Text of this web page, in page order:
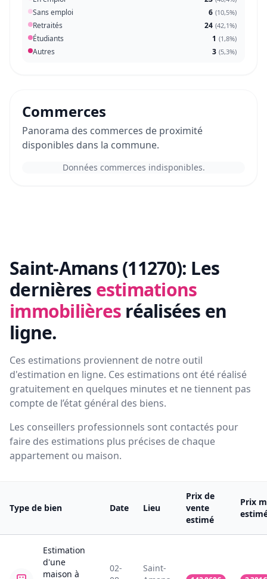
Sans emploi 6 (10,5%)
Retraités 24 (42,1%)
Étudiants 1 (1,8%)
Autres 3 (5,3%)
Commerces
Panorama des commerces de proximité
disponibles dans la commune.
Données commerces indisponibles.
Saint-Amans (11270): Les
dernières estimations
immobilières réalisées en
ligne.
Ces estimations proviennent de notre outil
d'estimation en ligne. Ces estimations ont été réalisé
gratuitement en quelques minutes et ne tiennent pas
compte de l’état général des biens.
Les conseillers professionnels sont contactés pour
faire des estimations plus précises de chaque
appartement ou maison.
Type de bien Date Lieu
Prix de
vente
estimé
Prix
Estimation
d'une
maison à
02-
Saint-